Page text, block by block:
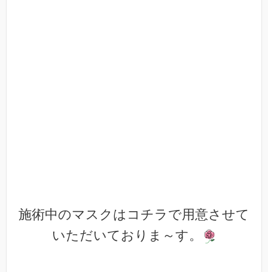
施術中のマスクはコチラで用意させて
いただいておりま～す。